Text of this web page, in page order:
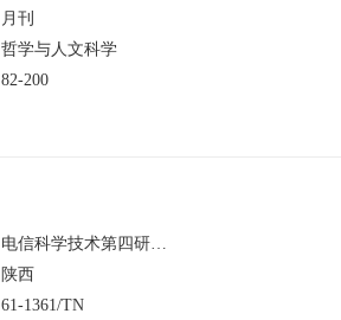
月刊
哲学与人文科学
82-200
电信科学技术第四研究所
陕西
61-1361/TN